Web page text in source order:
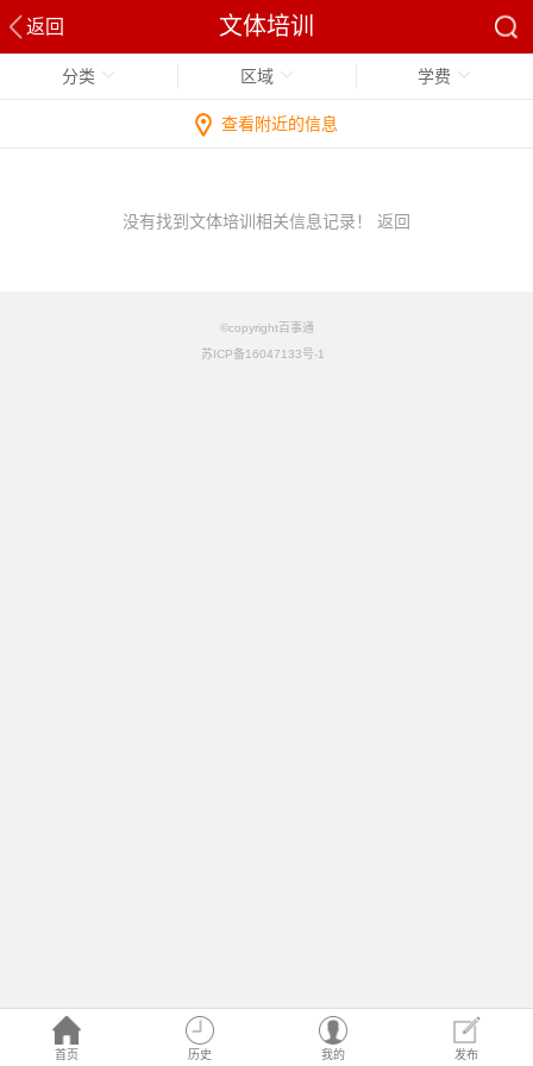
返回 文体培训
首页 历史 我的 发布
分类 区域 学费
查看附近的信息
没有找到文体培训相关信息记录！ 返回
©copyright百事通
苏ICP备16047133号-1